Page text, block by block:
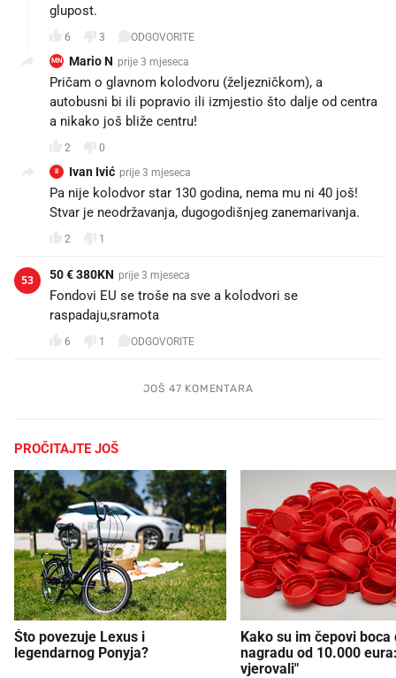
glupost.
6 3 ODGOVORITE
MN Mario N prije 3 mjeseca
Pričam o glavnom kolodvoru (željezničkom), a
autobusni bi ili popravio ili izmjestio što dalje od centra
a nikako još bliže centru!
2 0
II Ivan Ivić prije 3 mjeseca
Pa nije kolodvor star 130 godina, nema mu ni 40 još!
Stvar je neodržavanja, dugogodišnjeg zanemarivanja.
2 1
53 50 € 380KN prije 3 mjeseca
Fondovi EU se troše na sve a kolodvori se
raspadaju,sramota
6 1 ODGOVORITE
JOŠ 47 KOMENTARA
PROČITAJTE JOŠ
Što povezuje Lexus i
legendarnog Ponyja?
Kako su im čepovi boca
nagradu od 10.000
vjerovali"